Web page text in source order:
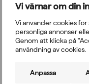
Vi värnar om din
Vi använder cookies
personliga annonser
Genom att klicka på
användning av cookies.
Anpassa
Wrange Pro Line ställ.
Material:
Vikt: 31,2 kg
Storlek: 1320 x